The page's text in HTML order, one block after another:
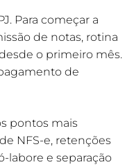
Para começar a
de notas, rotina
o primeiro mês.
de
pontos mais
NFS-e, retenções
labore e separação